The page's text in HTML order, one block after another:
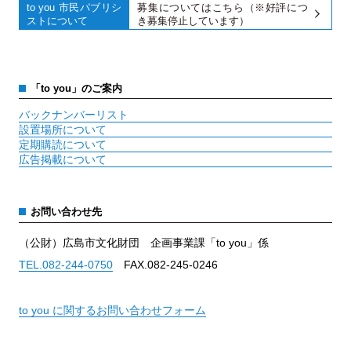
募集についてはこちら（※好評につ
き募集停止しています）
「to you」のご案内
バックナンバーリスト
設置場所について
定期購読について
広告掲載について
お問い合わせ先
（公財）広島市文化財団 企画事業課「to you」係
TEL.082-244-0750FAX.082-245-0246
to you に関するお問い合わせフォーム